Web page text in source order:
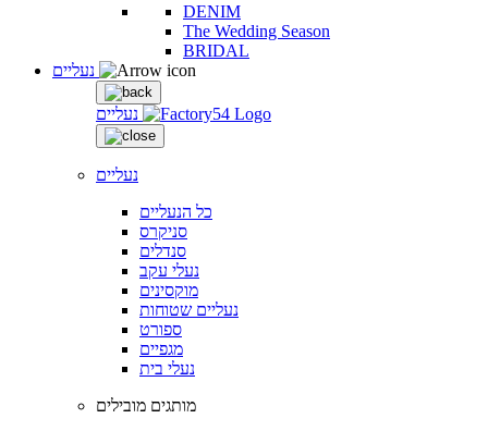
DENIM
The Wedding Season
BRIDAL
נעליים
נעליים
כל הנעליים
סניקרס
סנדלים
נעלי עקב
מוקסינים
נעליים שטוחות
ספורט
מגפיים
נעלי בית
מותגים מובילים